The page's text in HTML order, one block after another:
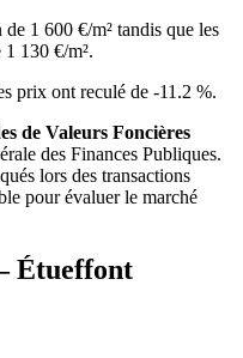
1 600 €/m² tandis que les
130 €/m².
prix ont reculé de -11.2 %.
de Valeurs Foncières
des Finances Publiques.
lors des transactions
pour évaluer le marché
Étueffont